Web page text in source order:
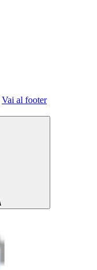
Vai al footer